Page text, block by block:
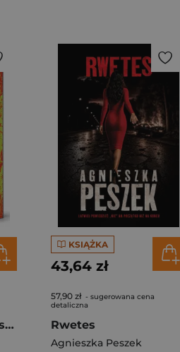
Kamienica dusz (ilustrowane brzegi)
KSIĄŻKA
43,64 zł
57,90 zł - sugerowana cena
detaliczna
Rwetes
Agnieszka Peszek